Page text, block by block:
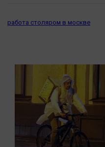
Конкурс
Обсуждаем
Персона
Последняя инстанция
Светская жизнь
Тенденции
работа столяром в москве